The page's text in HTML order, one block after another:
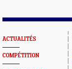
ACTUALITÉS
COMPÉTITION